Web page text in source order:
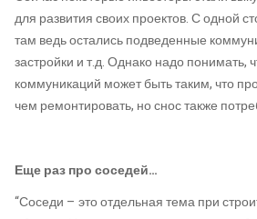
для развития своих проектов. С одной
там ведь остались подведенные
застройки и т.д. Однако надо понимать,
коммуникаций может быть таким, что
чем ремонтировать, но снос также
Еще раз про соседей…
“Соседи – это отдельная тема при